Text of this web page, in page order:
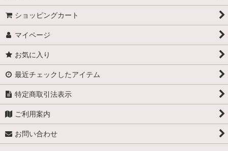
ショッピングカート
マイページ
お気に入り
最近チェックしたアイテム
特定商取引法表示
ご利用案内
お問い合わせ